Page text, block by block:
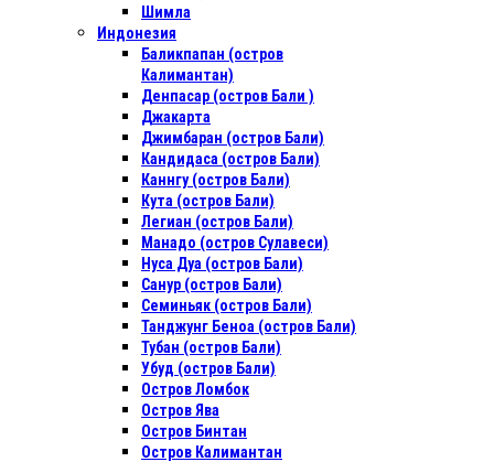
Шимла
Индонезия
Баликпапан (остров
Калимантан)
Денпасар (остров Бали )
Джакарта
Джимбаран (остров Бали)
Кандидаса (остров Бали)
Каннгу (остров Бали)
Кута (остров Бали)
Легиан (остров Бали)
Манадо (остров Сулавеси)
Нуса Дуа (остров Бали)
Санур (остров Бали)
Семиньяк (остров Бали)
Танджунг Беноа (остров Бали)
Тубан (остров Бали)
Убуд (остров Бали)
Остров Ломбок
Остров Ява
Остров Бинтан
Остров Калимантан